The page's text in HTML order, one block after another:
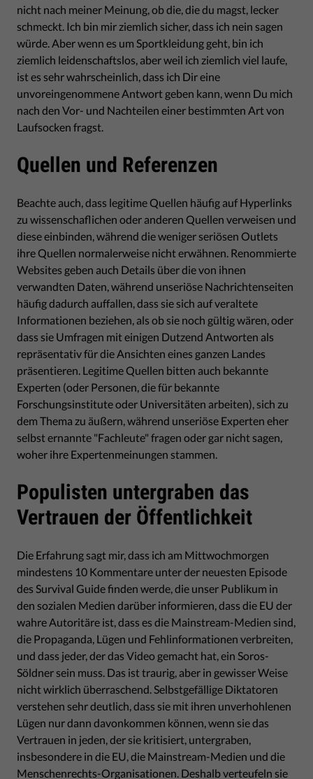
nicht nach meiner Meinung, ob die, die du magst, lecker
schmeckt. Ich bin mir ziemlich sicher, dass ich nein sagen
würde. Aber wenn es um Sportkleidung geht, bin ich
ziemlich leidenschaftslos, aber weil ich ziemlich viel laufe,
ist es sehr wahrscheinlich, dass ich Dir eine
unvoreingenommene Antwort geben kann, wenn Du mich
nach den Vor- und Nachteilen einer bestimmten Art von
Laufsocken fragst.
Quellen und Referenzen
Beachte auch, dass legitime Quellen häufig auf Hyperlinks
zu wissenschaflichen oder anderen Quellen verweisen und
diese einbinden, während die weniger seriösen Outlets
ihre Quellen normalerweise nicht erwähnen. Renommierte
Websites geben auch Details über die von ihnen
verwandten Daten, während unseriöse Nachrichtenseiten
häufig dadurch auffallen, dass sie sich auf veraltete
Informationen beziehen, als ob sie noch gültig wären, oder
dass sie Umfragen mit einigen Dutzend Antworten als
repräsentativ für die Ansichten eines ganzen Landes
präsentieren. Legitime Quellen bitten auch bekannte
Experten (oder Personen, die für bekannte
Forschungsinstitute oder Universitäten arbeiten), sich zu
dem Thema zu äußern, während unseriöse Experten eher
selbst ernannte "Fachleute" fragen oder gar nicht sagen,
woher ihre Expertenmeinungen stammen.
Populisten untergraben das
Vertrauen der Öffentlichkeit
Die Erfahrung sagt mir, dass ich am Mittwochmorgen
mindestens 10 Kommentare unter der neuesten Episode
des Survival Guide finden werde, die unser Publikum in
den sozialen Medien darüber informieren, dass die EU der
wahre Autoritäre ist, dass es die Mainstream-Medien sind,
die Propaganda, Lügen und Fehlinformationen verbreiten,
und dass jeder, der das Video gemacht hat, ein Soros-
Söldner sein muss. Das ist traurig, aber in gewisser Weise
nicht wirklich überraschend. Selbstgefällige Diktatoren
verstehen sehr deutlich, dass sie mit ihren unverhohlenen
Lügen nur dann davonkommen können, wenn sie das
Vertrauen in jeden, der sie kritisiert, untergraben,
insbesondere in die EU, die Mainstream-Medien und die
Menschenrechts-Organisationen. Deshalb verteufeln sie